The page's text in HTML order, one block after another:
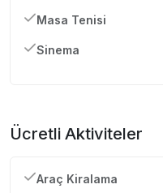
Masa Tenisi
Sinema
Ücretli Aktiviteler
Araç Kiralama